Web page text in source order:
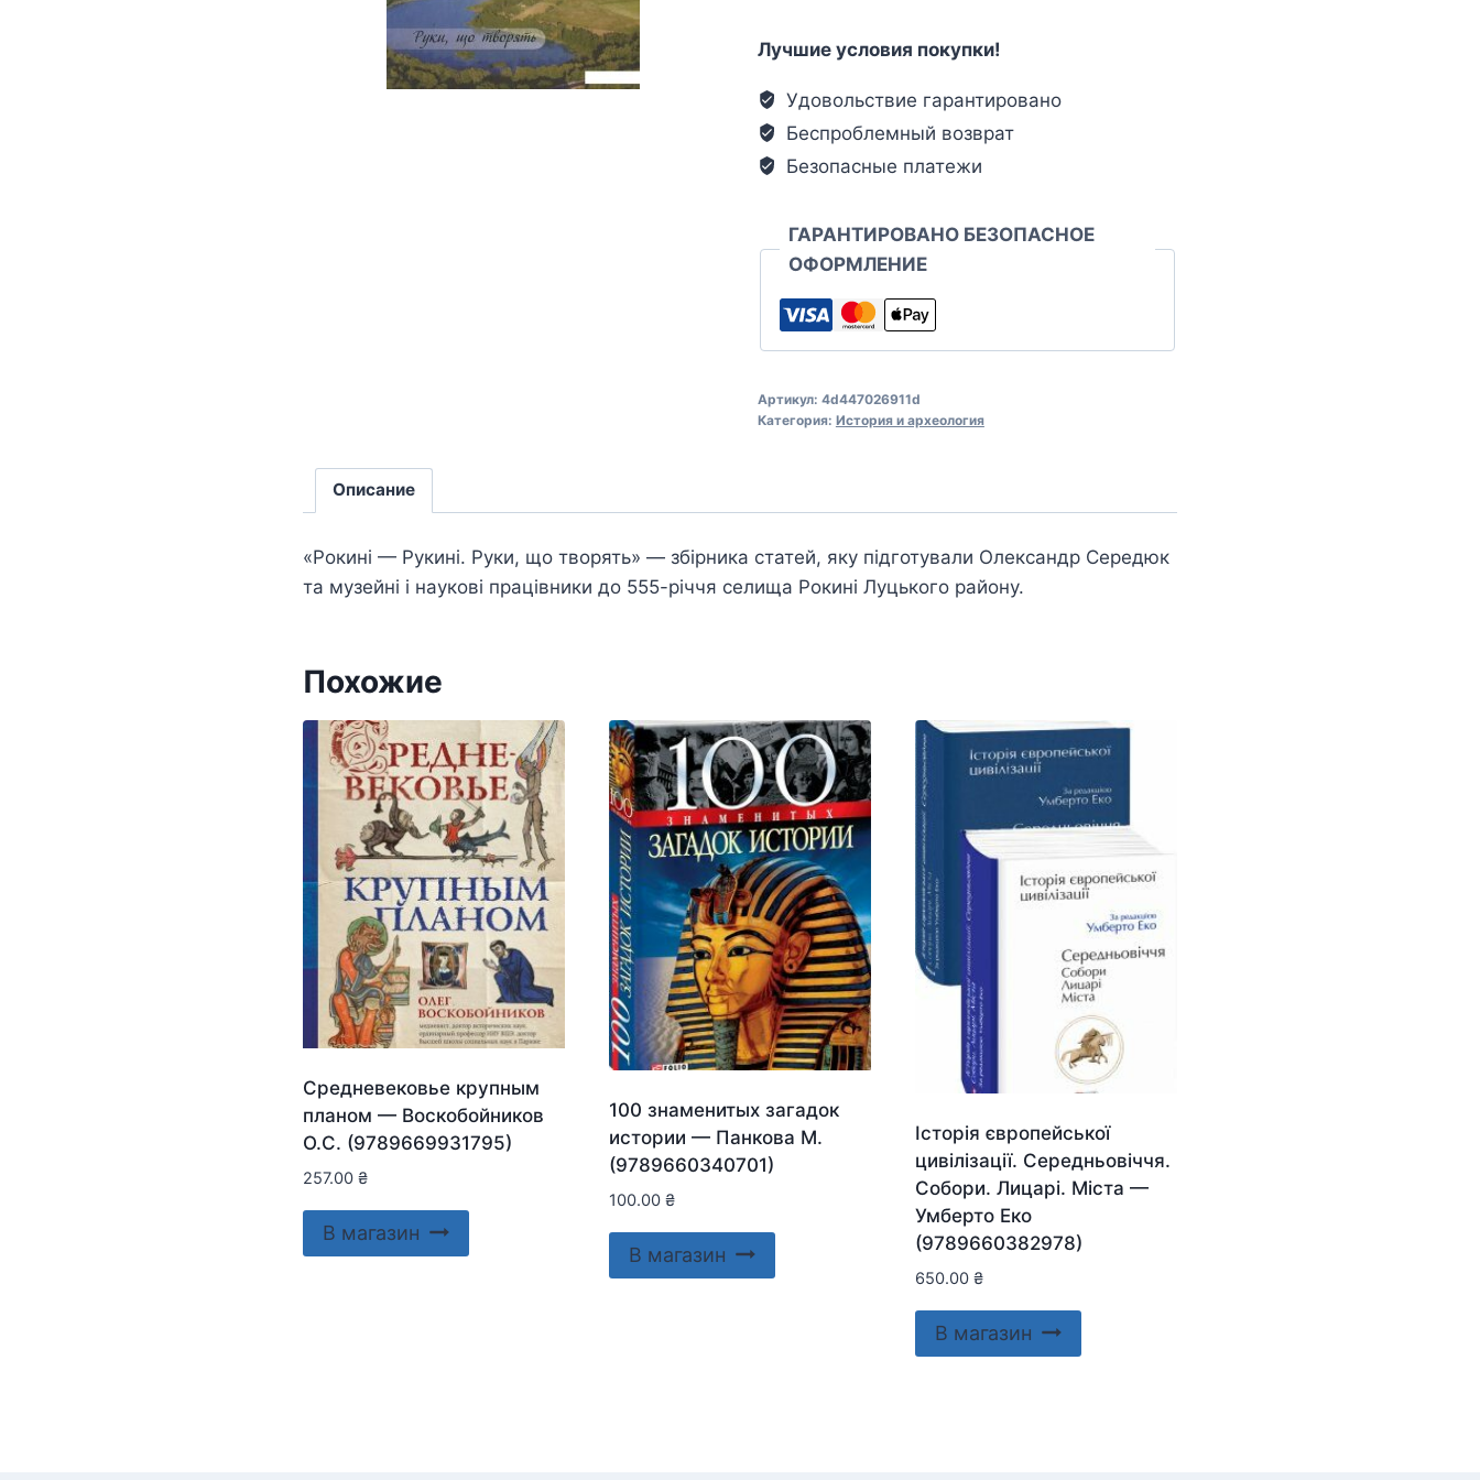
Лучшие условия покупки!
Удовольствие гарантировано
Беспроблемный возврат
Безопасные платежи
ГАРАНТИРОВАНО БЕЗОПАСНОЕ
ОФОРМЛЕНИЕ
Артикул: 4d447026911d
Категория: История и археология
Описание
«Рокині — Рукині. Руки, що творять» — збірника статей, яку підготували Олександр Середюк
та музейні і наукові працівники до 555-річчя селища Рокині Луцького району.
Похожие
Средневековье крупным
планом — Воскобойников
О.С. (9789669931795)
257.00 ₴
В магазин
100 знаменитых загадок
истории — Панкова М.
(9789660340701)
100.00 ₴
В магазин
Історія європейської
цивілізації. Середньовіччя.
Собори. Лицарі. Міста —
Умберто Еко
(9789660382978)
650.00 ₴
В магазин